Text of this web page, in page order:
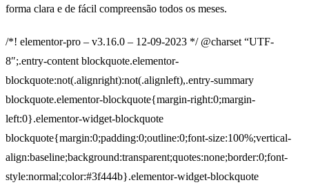
forma clara e de fácil compreensão todos os meses.
/*! elementor-pro – v3.16.0 – 12-09-2023 */ @charset “UTF-
8″;.entry-content blockquote.elementor-
blockquote:not(.alignright):not(.alignleft),.entry-summary
blockquote.elementor-blockquote{margin-right:0;margin-
left:0}.elementor-widget-blockquote
blockquote{margin:0;padding:0;outline:0;font-size:100%;vertical-
align:baseline;background:transparent;quotes:none;border:0;font-
style:normal;color:#3f444b}.elementor-widget-blockquote